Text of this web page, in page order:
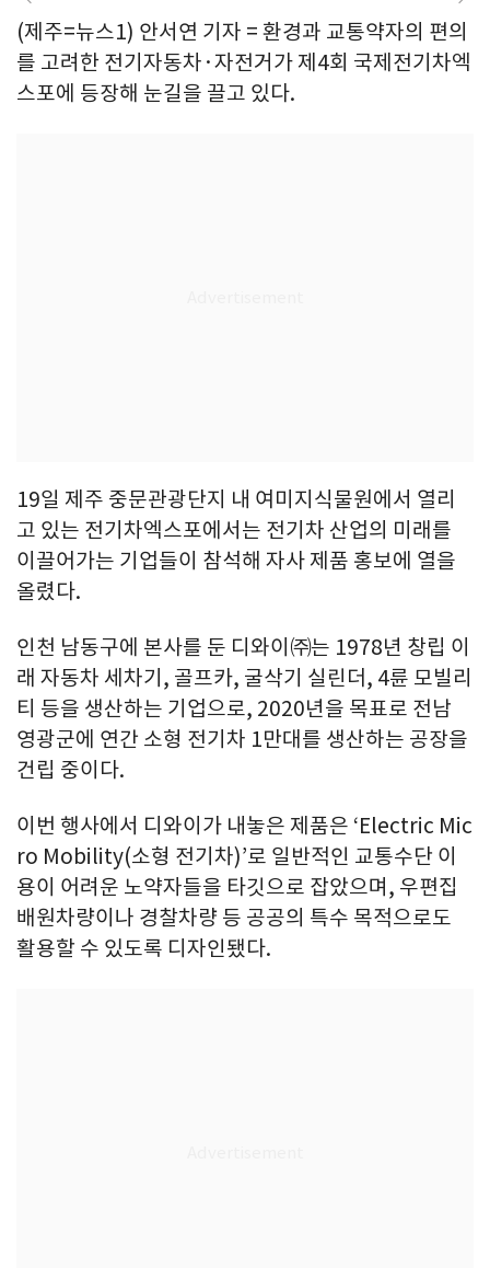
(제주=뉴스1) 안서연 기자 = 환경과 교통약자의 편의
를 고려한 전기자동차·자전거가 제4회 국제전기차엑
스포에 등장해 눈길을 끌고 있다.
19일 제주 중문관광단지 내 여미지식물원에서 열리
고 있는 전기차엑스포에서는 전기차 산업의 미래를
이끌어가는 기업들이 참석해 자사 제품 홍보에 열을
올렸다.
인천 남동구에 본사를 둔 디와이㈜는 1978년 창립 이
래 자동차 세차기, 골프카, 굴삭기 실린더, 4륜 모빌리
티 등을 생산하는 기업으로, 2020년을 목표로 전남
영광군에 연간 소형 전기차 1만대를 생산하는 공장을
건립 중이다.
이번 행사에서 디와이가 내놓은 제품은 ‘Electric Mic
ro Mobility(소형 전기차)’로 일반적인 교통수단 이
용이 어려운 노약자들을 타깃으로 잡았으며, 우편집
배원차량이나 경찰차량 등 공공의 특수 목적으로도
활용할 수 있도록 디자인됐다.